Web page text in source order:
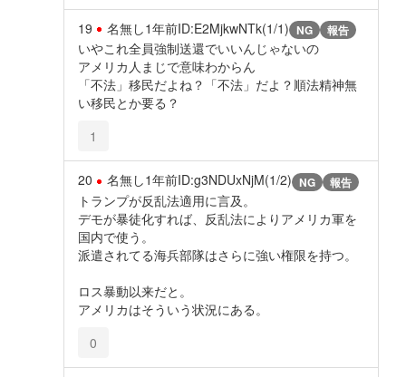
19 名無し1年前ID:E2MjkwNTk(1/1) NG 報告
いやこれ全員強制送還でいいんじゃないの
アメリカ人まじで意味わからん
「不法」移民だよね？「不法」だよ？順法精神無
い移民とか要る？
1
20 名無し1年前ID:g3NDUxNjM(1/2) NG 報告
トランプが反乱法適用に言及。
デモが暴徒化すれば、反乱法によりアメリカ軍を
国内で使う。
派遣されてる海兵部隊はさらに強い権限を持つ。
ロス暴動以来だと。
アメリカはそういう状況にある。
0